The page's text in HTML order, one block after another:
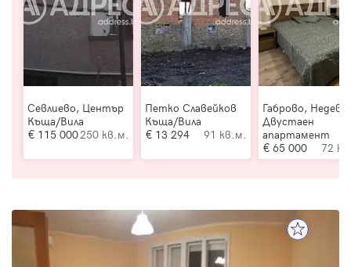
Севлиево, Център
Къща/Вила
115 000250 кв.м.
Петко Славейков
Къща/Вила
13 294
91 кв.м.
Габрово,
Двустаен
апартамент
65 000
72